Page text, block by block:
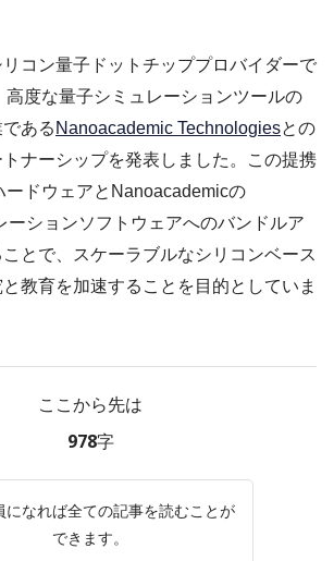
コン量子ドットチッププロバイダーで
高度な量子シミュレーションツールの
ある Nanoacademic Technologiesとの
ナーシップを発表しました。この提携
ードウェアとNanoacademicの
ションソフトウェアへのバンドルア
とで、スケーラブルなシリコンベース
教育を加速することを目的としていま
ここから先は
978字
になれば全ての記事を読むことが
できます。